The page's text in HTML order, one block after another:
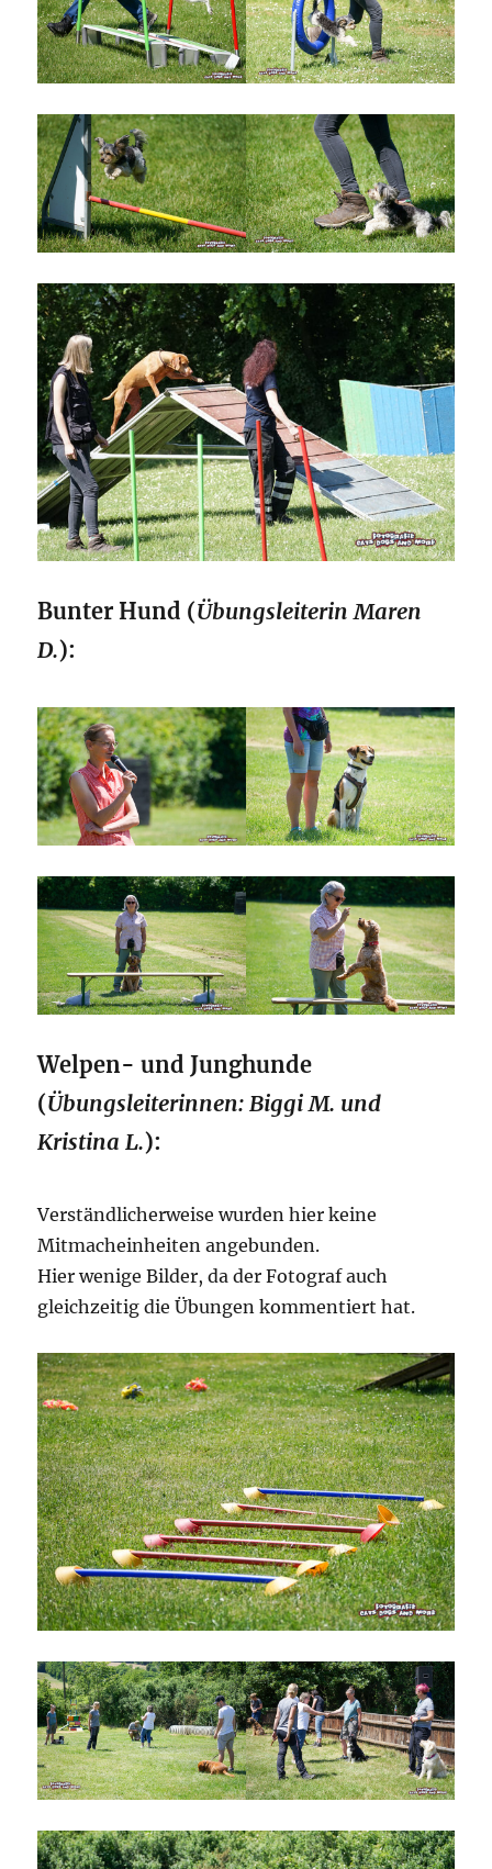
Bunter Hund (Übungsleiterin Maren
D.):
Welpen- und Junghunde
(Übungsleiterinnen: Biggi M. und
Kristina L.):
Verständlicherweise wurden hier keine
Mitmacheinheiten angebunden.
Hier wenige Bilder, da der Fotograf auch
gleichzeitig die Übungen kommentiert hat.